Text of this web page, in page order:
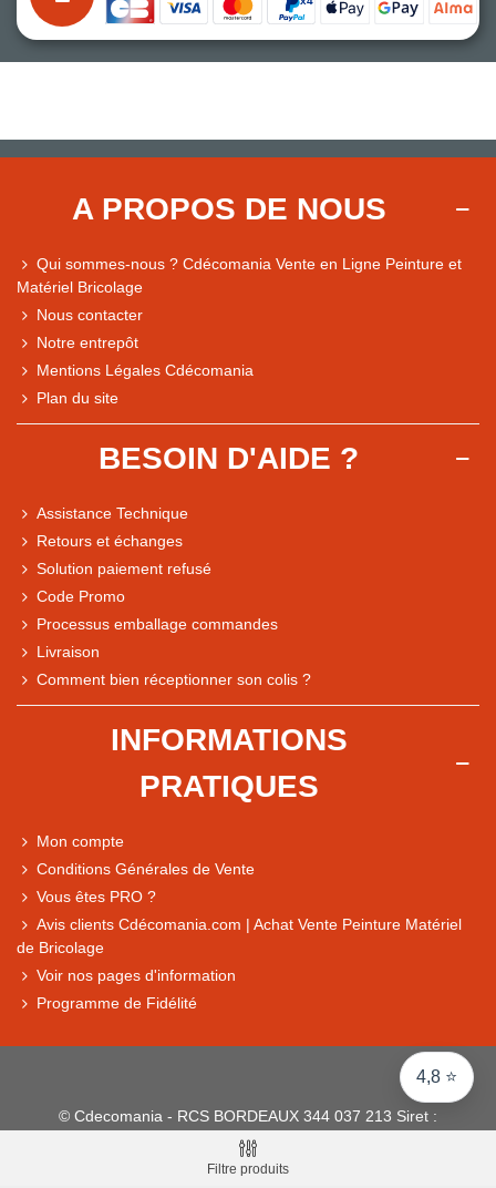
4,8 ⭐
Comparaison des performances du magasin
A PROPOS DE NOUS
Qui sommes-nous ? Cdécomania Vente en Ligne Peinture et
Matériel Bricolage
Nous contacter
Notre entrepôt
Mentions Légales Cdécomania
Plan du site
BESOIN D'AIDE ?
Assistance Technique
Retours et échanges
Solution paiement refusé
Code Promo
Processus emballage commandes
Livraison
Comment bien réceptionner son colis ?
INFORMATIONS
PRATIQUES
Mon compte
Conditions Générales de Vente
Vous êtes PRO ?
Avis clients Cdécomania.com | Achat Vente Peinture Matériel
de Bricolage
Voir nos pages d'information
Programme de Fidélité
© Cdecomania - RCS BORDEAUX 344 037 213 Siret :
344 037 213 001 31 - 1922-2026 Tous droits réservés
Filtre produits